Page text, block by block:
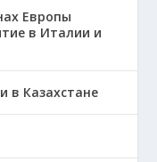
Европы
в Италии и
в Казахстане